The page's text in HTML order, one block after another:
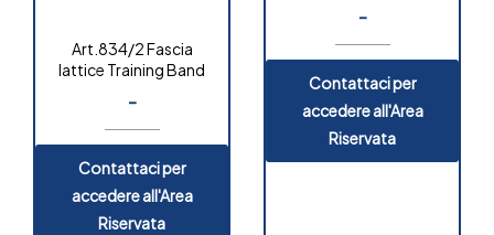
Art.834/2 Fascia
lattice Training Band
-
Contattaci per
accedere all'Area
Riservata
-
Contattaci per
accedere all'Area
Riservata